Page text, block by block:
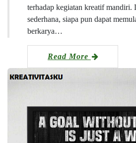
terhadap kegiatan kreatif mandiri.
sederhana, siapa pun dapat
berkarya…
Read More